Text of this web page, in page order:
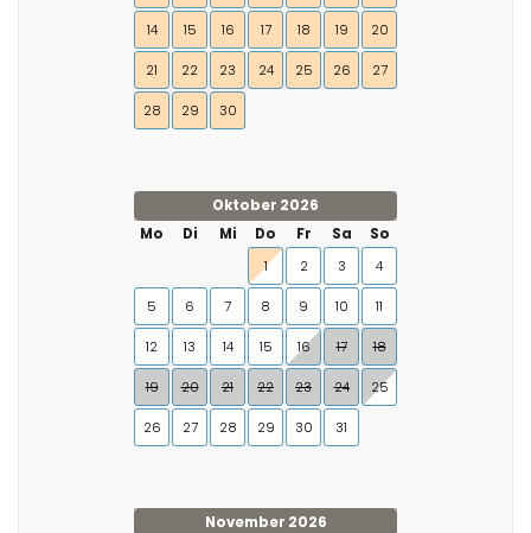
14 15 16 17 18 19 20
21 22 23 24 25 26 27
28 29 30
Oktober 2026
Mo
Di Mi Do Fr Sa
So
1
2 3 4
5 6 7 8 9 10 11
12 13 14 15 16 17 18
19 20 21 22 23 24 25
26 27 28 29 30 31
November 2026